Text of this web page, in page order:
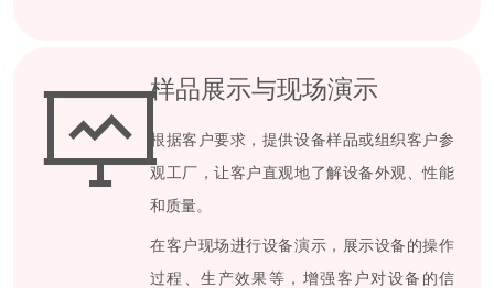
样品展示与现场演示
根据客户要求，提供设备样品或组织客户参
观工厂，让客户直观地了解设备外观、性能
和质量。
在客户现场进行设备演示，展示设备的操作
过程、生产效果等，增强客户对设备的信